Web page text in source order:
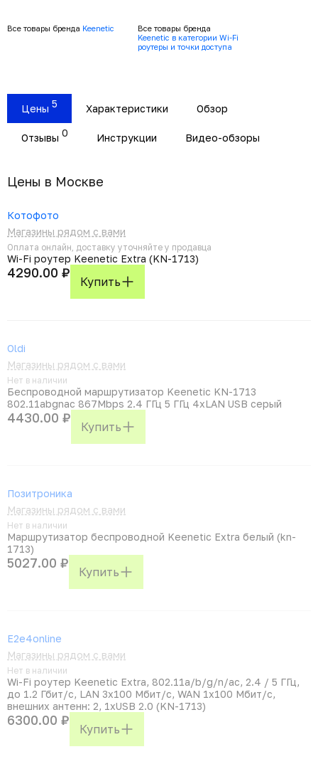
Все товары бренда Keenetic
Все товары бренда
Keenetic в категории Wi-Fi
роутеры и точки доступа
Цены 5 Характеристики Обзор
Отзывы 0 Инструкции Видео-обзоры
Цены в Москвe
Котофото
Магазины рядом с вами
Оплата онлайн, доставку уточняйте у продавца
Wi-Fi роутер Keenetic Extra (KN-1713)
4290.00 ₽
Купить
Oldi
Магазины рядом с вами
Нет в наличии
Беспроводной маршрутизатор Keenetic KN-1713
802.11abgnac 867Mbps 2.4 ГГц 5 ГГц 4xLAN USB серый
4430.00 ₽
Купить
Позитроника
Магазины рядом с вами
Нет в наличии
Маршрутизатор беспроводной Keenetic Extra белый (kn-
1713)
5027.00 ₽
Купить
E2e4online
Магазины рядом с вами
Нет в наличии
Wi-Fi роутер Keenetic Extra, 802.11a/b/g/n/ac, 2.4 / 5 ГГц,
до 1.2 Гбит/с, LAN 3x100 Мбит/с, WAN 1x100 Мбит/с,
внешних антенн: 2, 1xUSB 2.0 (KN-1713)
6300.00 ₽
Купить